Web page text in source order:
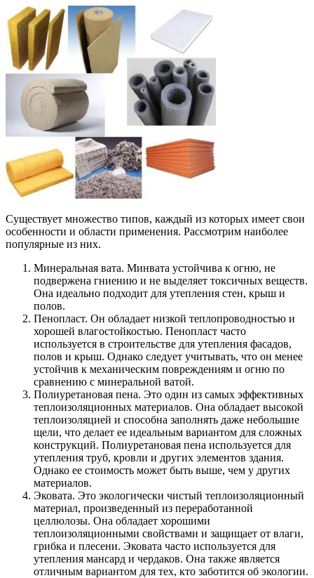
Существует множество типов, каждый из которых имеет свои
особенности и области применения. Рассмотрим наиболее
популярные из них.
Минеральная вата. Минвата устойчива к огню, не
подвержена гниению и не выделяет токсичных веществ.
Она идеально подходит для утепления стен, крыш и
полов.
Пенопласт. Он обладает низкой теплопроводностью и
хорошей влагостойкостью. Пенопласт часто
используется в строительстве для утепления фасадов,
полов и крыш. Однако следует учитывать, что он менее
устойчив к механическим повреждениям и огню по
сравнению с минеральной ватой.
Полиуретановая пена. Это один из самых эффективных
теплоизоляционных материалов. Она обладает высокой
теплоизоляцией и способна заполнять даже небольшие
щели, что делает ее идеальным вариантом для сложных
конструкций. Полиуретановая пена используется для
утепления труб, кровли и других элементов здания.
Однако ее стоимость может быть выше, чем у других
материалов.
Эковата. Это экологически чистый теплоизоляционный
материал, произведенный из переработанной
целлюлозы. Она обладает хорошими
теплоизоляционными свойствами и защищает от влаги,
грибка и плесени. Эковата часто используется для
утепления мансард и чердаков. Она также является
отличным вариантом для тех, кто заботится об экологии.